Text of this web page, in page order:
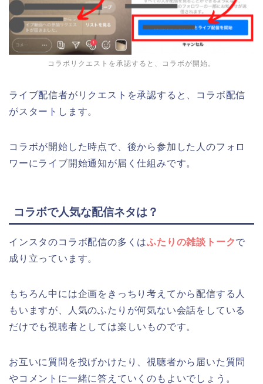
コラボリクエストを承認すると、コラボが開始。
ライブ配信者がリクエストを承認すると、コラボ配信
がスタートします。
コラボが開始した時点で、後から参加した人のフォロ
ワーにライブ開始通知が届く仕組みです。
コラボで人気な配信ネタは？
インスタのコラボ配信の多くはふたりの雑談トークで
成り立っています。
もちろん中には企画をきっちり考えてから配信する人
もいますが、人気のふたりが何気ない会話をしている
だけでも視聴者としては楽しいものです。
お互いに質問を投げかけたり、視聴者から届いた質問
やコメントに一緒に答えていくのもよいでしょう。